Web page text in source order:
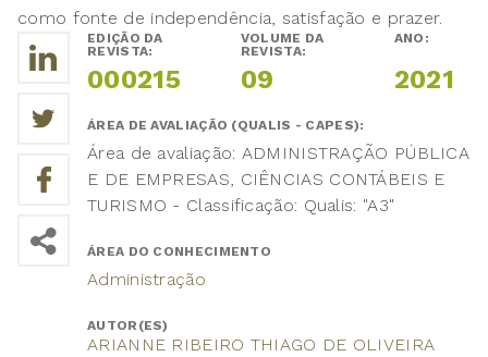
como fonte de independência, satisfação e prazer.
EDIÇÃO DA
REVISTA:
000215
VOLUME DA
REVISTA:
09
ANO:
2021
ÁREA DE AVALIAÇÃO (QUALIS - CAPES):
Área de avaliação: ADMINISTRAÇÃO PÚBLICA
E DE EMPRESAS, CIÊNCIAS CONTÁBEIS E
TURISMO - Classificação: Qualis: "A3"
ÁREA DO CONHECIMENTO
Administração
AUTOR(ES)
ARIANNE RIBEIRO THIAGO DE OLIVEIRA